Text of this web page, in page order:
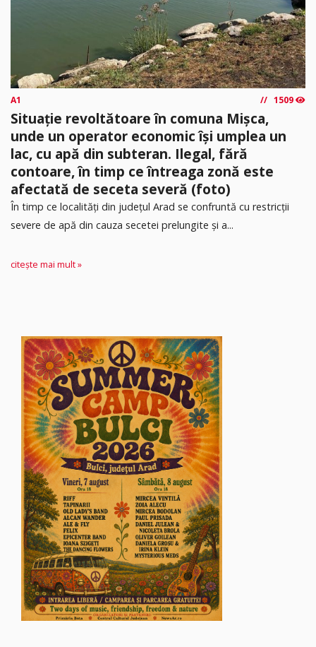
A1 1509
Situație revoltătoare în comuna Mișca,
unde un operator economic își umplea un
lac, cu apă din subteran. Ilegal, fără
contoare, în timp ce întreaga zonă este
afectată de seceta severă (foto)
În timp ce localități din județul Arad se confruntă cu restricții
severe de apă din cauza secetei prelungite și a...
citește mai mult »